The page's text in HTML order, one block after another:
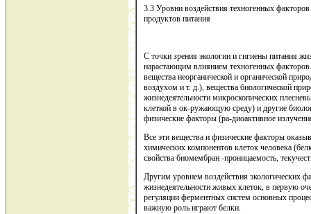
3.3 Уровни воздействия техногенных
продуктов питания
С точки зрения экологии и гигиены питания
нарастающим влиянием техногенных
вещества неорганической и органической
воздухом и т. д.), вещества биологической
жизнедеятельности микроскопических
клеткой в ок-ружающую среду) и другие
физические факторы (ра-диоактивное
Все эти вещества и физические факторы
химических компонентов клеток человека
свойства биомембран -проницаемость,
Другим уровнем воздействия экологических
жизнедеятельности живых клеток, в первую
регуляции ферментных систем основных
важную роль играют белки.